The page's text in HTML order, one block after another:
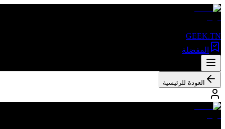
GEEK.TN
المفضلة
العودة للرئيسية